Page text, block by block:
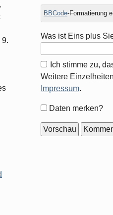
BBCode-Formatierung
Was ist Eins plus
Ich stimme zu,
Weitere
Impressum.
Formular-
Daten merken?
9.